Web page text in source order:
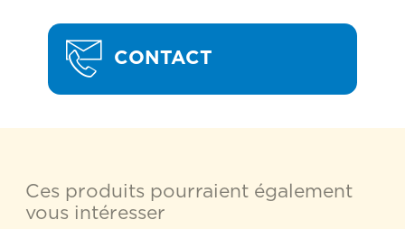
CONTACT
Ces produits pourraient également
vous intéresser